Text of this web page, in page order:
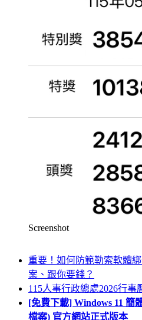
Screenshot
重要！如何防範勒索軟體
案、跟你要錢？
115人事行政總處2026行事
[免費下載] Windows 11 簡
檔案) 官方網站正式版本